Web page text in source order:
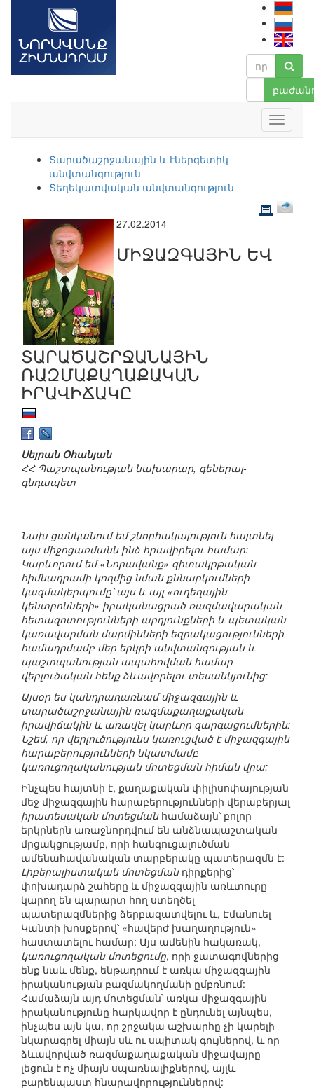
Տարածաշրջանային և էներգետիկ
անվտանգություն
Տեղեկատվական անվտանգություն
27.02.2014
ՄԻՋԱԶԳԱՅԻՆ ԵՎ
ՏԱՐԱԾԱՇՐՋԱՆԱՅԻՆ
ՌԱԶՄԱՔԱՂԱՔԱԿԱՆ
ԻՐԱՎԻՃԱԿԸ
Սեյրան Օհանյան
ՀՀ Պաշտպանության նախարար, գեներալ-
գնդապետ
Նախ ցանկանում եմ շնորհակալություն հայտնել
այս միջոցառմանն ինձ հրավիրելու համար:
Կարևորում եմ «Նորավանք» գիտակրթական
հիմնադրամի կողմից նման քննարկումների
կազմակերպումը՝ այս և այլ «ուղեղային
կենտրոնների» իրականացրած ռազմավարական
հետազոտությունների արդյունքների և պետական
կառավարման մարմինների եզրակացությունների
համադրմամբ մեր երկրի անվտանգության և
պաշտպանության ապահովման համար
վերլուծական հենք ձևավորելու տեսանկյունից:
Այսօր ես կանդրադառնամ միջազգային և
տարածաշրջանային ռազմաքաղաքական
իրավիճակին և առավել կարևոր զարգացումներին:
Նշեմ, որ վերլուծությունս կառուցված է միջազգային
հարաբերությունների նկատմամբ
կառուցողականության մոտեցման հիման վրա:
Ինչպես հայտնի է, քաղաքական փիլիսոփայության
մեջ միջազգային հարաբերությունների վերաբերյալ
իրատեսական մոտեցմանհամաձայն՝ բոլոր
երկրներն առաջնորդվում են անձնապաշտական
մրցակցությամբ, որի հանգուցալուծման
ամենահավանական տարբերակը պատերազմն է:
Լիբերալիստական մոտեցմանդիրքերից՝
փոխադարձ շահերը և միջազգային առևտուրը
կարող են պարարտ հող ստեղծել
պատերազմներից ձերբազատվելու և, Էմանուել
Կանտի խոսքերով՝ «հավերժ խաղաղություն»
հաստատելու համար: Այս ամենին հակառակ,
կառուցողական մոտեցումը, որի ջատագովներից
ենք նաև մենք, ենթադրում է առկա միջազգային
իրականության բազմակողմանի ըմբռնում:
Համաձայն այդ մոտեցման՝ առկա միջազգային
իրականությունը հարկավոր է ընդունել այնպես,
ինչպես այն կա, որ շրջակա աշխարհը չի կարելի
նկարագրել միայն սև ու սպիտակ գույներով, և որ
ձևավորված ռազմաքաղաքական միջավայրը
լեցուն է ոչ միայն սպառնալիքներով, այլև
բարենպաստ հնարավորություններով: